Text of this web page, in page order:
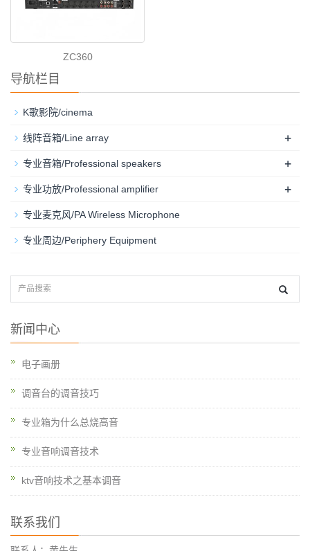
ZC360
导航栏目
K歌影院/cinema
线阵音箱/Line array +
专业音箱/Professional speakers +
专业功放/Professional amplifier +
专业麦克风/PA Wireless Microphone
专业周边/Periphery Equipment
新闻中心
电子画册
调音台的调音技巧
专业箱为什么总烧高音
专业音响调音技术
ktv音响技术之基本调音
联系我们